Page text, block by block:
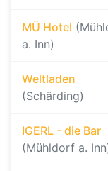
MÜ Hotel
a. Inn)
Weltladen
(Schärding)
IGERL - die Bar
(Mühldorf a.